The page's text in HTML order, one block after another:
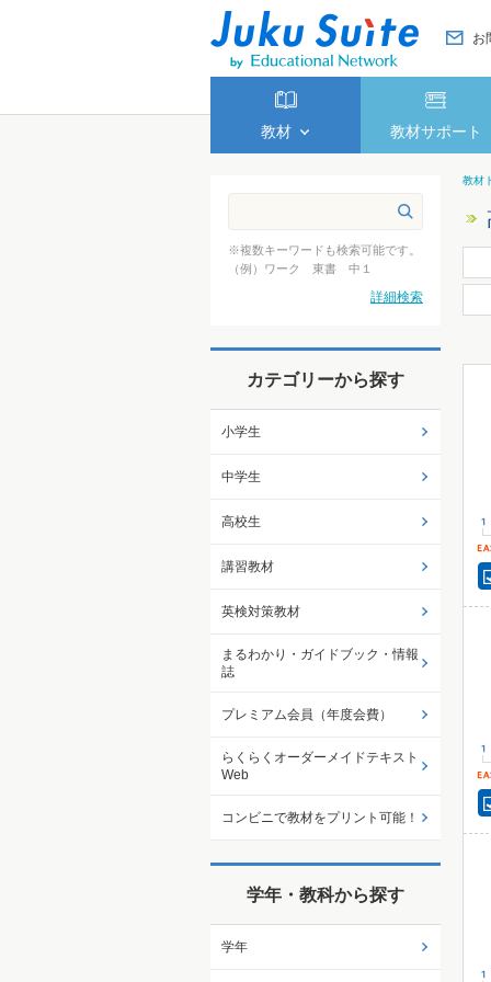
お
教材 教材サポート
教材
※複数キーワードも検索可能です。
（例）ワーク 東書 中１
詳細検索
カテゴリーから探す
小学生
中学生
高校生
講習教材
英検対策教材
まるわかり・ガイドブック・情報
誌
プレミアム会員（年度会費）
らくらくオーダーメイドテキスト
Web
コンビニで教材をプリント可能！
学年・教科から探す
学年